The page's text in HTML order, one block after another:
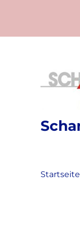
Startseite